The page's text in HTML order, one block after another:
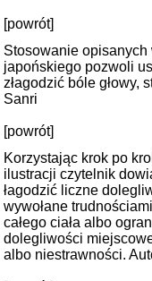
[powrót]
Stosowanie opisanych
japońskiego pozwoli
złagodzić bóle głowy,
Sanri
[powrót]
Korzystając krok po
ilustracji czytelnik
łagodzić liczne
wywołane
całego ciała albo
dolegliwości
albo niestrawności.